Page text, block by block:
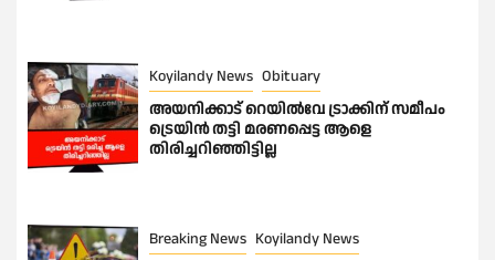
Koyilandy News Obituary
അയനിക്കാട് റെയിൽവേ ട്രാക്കിന് സമീപം
ട്രെയിൻ തട്ടി മരണപ്പെട്ട ആളെ
തിരിച്ചറിഞ്ഞിട്ടില്ല
Breaking News Koyilandy News